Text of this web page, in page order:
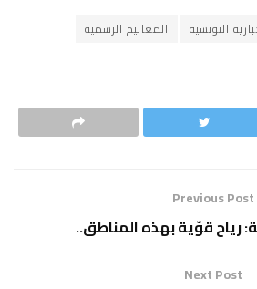
التونسية
المعاليم الرسمية
Previous Post
رياح قوّية بهذه المناطق..
Next Post